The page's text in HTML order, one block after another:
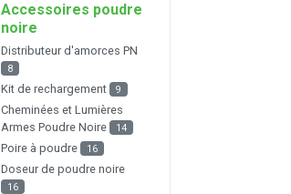
Accessoires poudre
noire
Distributeur d'amorces PN
8
Kit de rechargement 9
Cheminées et Lumières
Armes Poudre Noire
14
Poire à poudre 16
Doseur de poudre noire
16